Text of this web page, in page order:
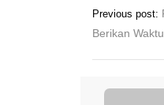
Post
Previous post:
Berikan